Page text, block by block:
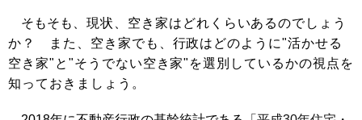
そもそも
、現状、空き家はどれくらいあるのでしょう
か？ また、空き家でも、行政はどのように"活かせる
空き家"と"そうでない空き家"を選別しているかの視点を
知っておきましょう。